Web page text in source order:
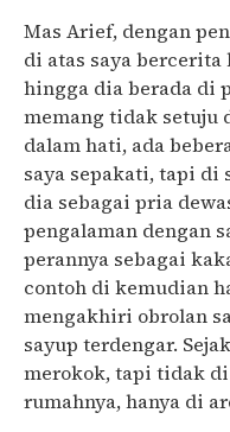
Mas Arief, dengan
di atas saya bercerita
hingga dia berada di
memang tidak setuju
dalam hati, ada
saya sepakati, tapi di
dia sebagai pria
pengalaman dengan
perannya sebagai
contoh di kemudian
mengakhiri obrolan
sayup terdengar.
merokok, tapi tidak
rumahnya, hanya di